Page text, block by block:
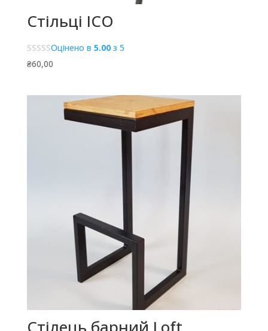
Стільці ІСО
Оцінено в 5.00з 5
₴60,00
Стілець барний Loft